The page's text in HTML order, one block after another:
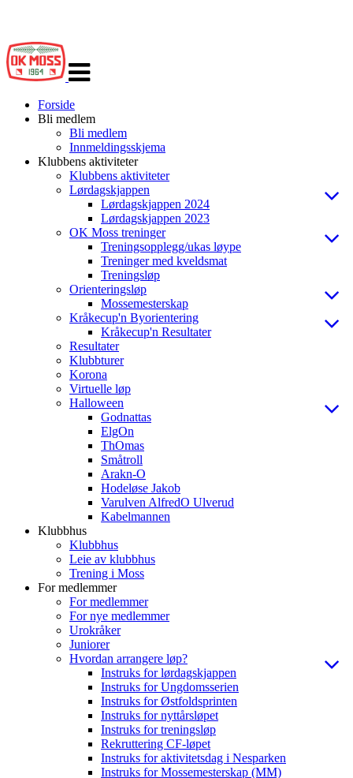
navigasjon
Forside
Bli medlem
Bli medlem
Innmeldingsskjema
Klubbens aktiviteter
Klubbens aktiviteter
Lørdagskjappen
Lørdagskjappen 2024
Lørdagskjappen 2023
OK Moss treninger
Treningsopplegg/ukas løype
Treninger med kveldsmat
Treningsløp
Orienteringsløp
Mossemesterskap
Kråkecup'n Byorientering
Kråkecup'n Resultater
Resultater
Klubbturer
Korona
Virtuelle løp
Halloween
Godnattas
ElgOn
ThOmas
Småtroll
Arakn-O
Hodeløse Jakob
Varulven AlfredO Ulverud
Kabelmannen
Klubbhus
Klubbhus
Leie av klubbhus
Trening i Moss
For medlemmer
For medlemmer
For nye medlemmer
Urokråker
Juniorer
Hvordan arrangere løp?
Instruks for lørdagskjappen
Instruks for Ungdomsserien
Instruks for Østfoldsprinten
Instruks for nyttårsløpet
Instruks for treningsløp
Rekruttering CF-løpet
Instruks for aktivitetsdag i Nesparken
Instruks for Mossemesterskap (MM)